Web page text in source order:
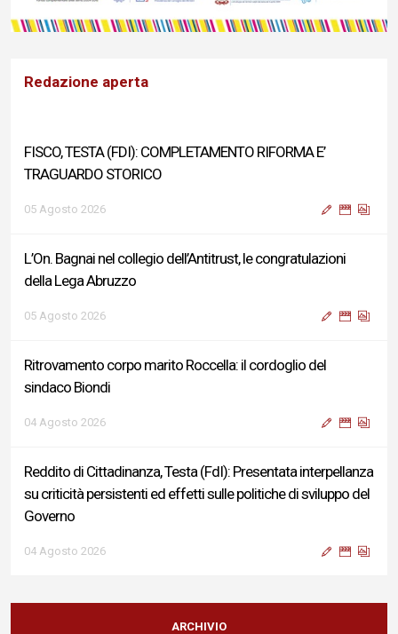
Redazione aperta
FISCO, TESTA (FDI): COMPLETAMENTO RIFORMA E’
TRAGUARDO STORICO
05 Agosto 2026
L’On. Bagnai nel collegio dell’Antitrust, le congratulazioni
della Lega Abruzzo
05 Agosto 2026
Ritrovamento corpo marito Roccella: il cordoglio del
sindaco Biondi
04 Agosto 2026
Reddito di Cittadinanza, Testa (FdI): Presentata interpellanza
su criticità persistenti ed effetti sulle politiche di sviluppo del
Governo
04 Agosto 2026
Sigismondi, Liris e Testa: “Profondo cordoglio e vicinanza al
Ministro Roccella e alla sua famiglia”
ARCHIVIO